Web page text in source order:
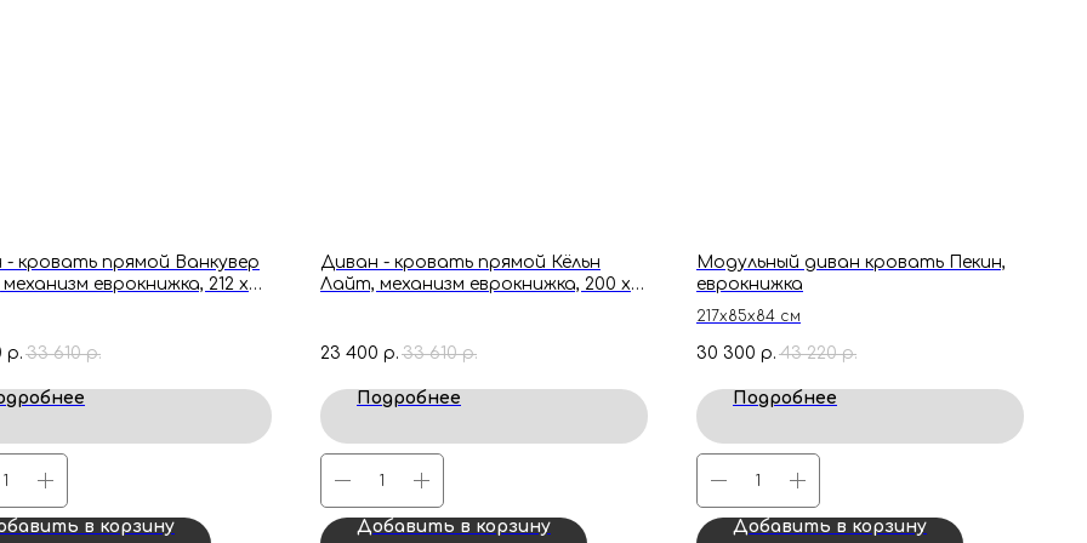
- кровать прямой Ванкувер
еврокнижка, 212 х
р. 33 610 р.
в корзину
Диван - кровать прямой Кёльн
Лайт, механизм еврокнижка, 200 х
23 400 р. 33 610 р.
Подробнее
Добавить в корзину
Модульный диван кровать Пекин,
еврокнижка
217х85х84 см
30 300 р. 43 220 р.
Подробнее
Добавить в корзину